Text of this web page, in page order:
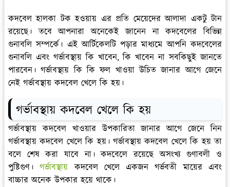
কদবেল হালকা টক হওয়ায় এর প্রতি মেয়েদের আলাদা একটু টান
রয়েছে। তবে আপনারা অনেকেই জানেন না কদবেলের বিভিন্ন
গুনাবলি সম্পর্কে। এই আর্টিকেলটি পড়ার মাধ্যমে আপনি কদবেলের
গুনাবলি এবং গর্ভাবস্থায় কি খাবেন, কি খাবেন না সবকিছুই জানতে
পারবেন। গর্ভাবস্থায় কি কি ফল খাওয়া উচিত জানার আগে জেনে
নেই গর্ভাবস্থায় কদবেল খেলে কি হয়।
গর্ভাবস্থায় কদবেল খেলে কি হয়
গর্ভাবস্থায় কদবেল খাওয়ার উপকারিতা জানার আগে জেনে নিন
গর্ভাবস্থায় কদবেল খেলে কি হয়। গর্ভাবস্থায় কদবেল খেলে কি হয় তা
বলে শেষ করা যাবে না। কদবেলে রয়েছে অসংখ্য গুণাবলী ও
পুষ্টিগুণ।গর্ভাবস্থায় কদবেল খেলে একজন গর্ভবতী মায়ের এবং
বাচ্চার অনেক উপকার হয়ে থাকে।